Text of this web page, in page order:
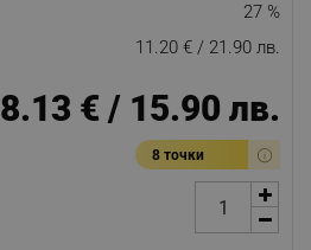
27 %
11.20 € / 21.90 лв.
8.13 € / 15.90 лв.
8 точки